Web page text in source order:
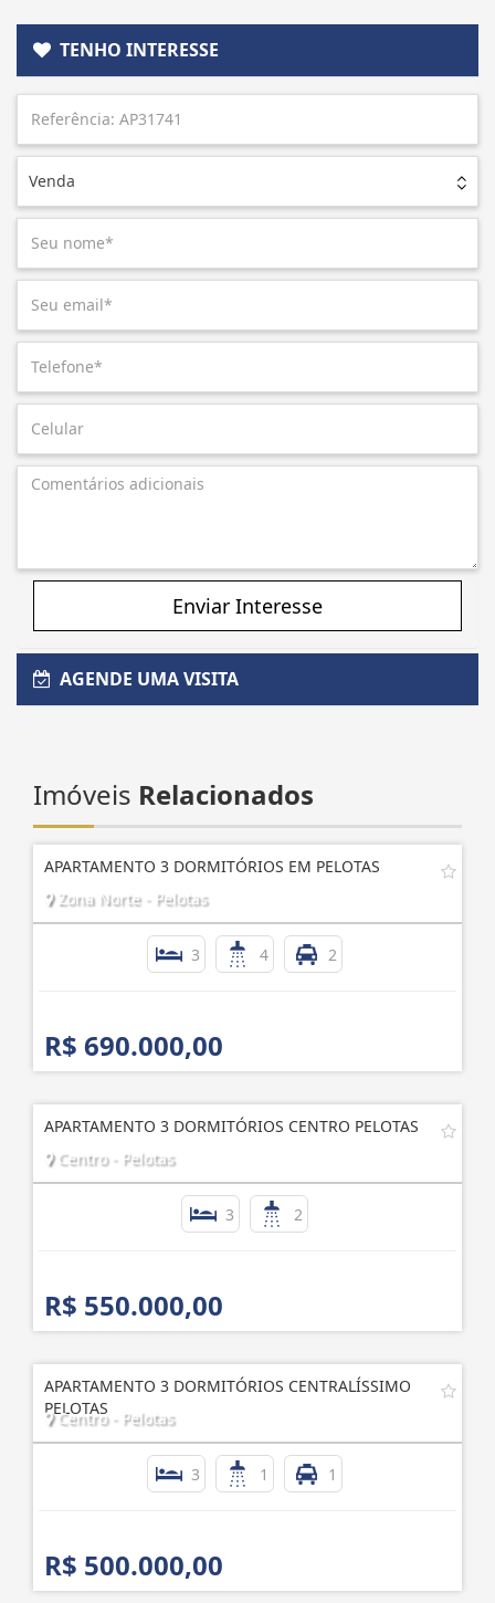
TENHO INTERESSE
Venda
Enviar Interesse
AGENDE UMA VISITA
Imóveis Relacionados
APARTAMENTO 3 DORMITÓRIOS EM PELOTAS
Zona Norte - Pelotas
3 4 2
R$ 690.000,00
APARTAMENTO 3 DORMITÓRIOS CENTRO PELOTAS
Centro - Pelotas
3 2
R$ 550.000,00
APARTAMENTO 3 DORMITÓRIOS CENTRALÍSSIMO
PELOTAS
Centro - Pelotas
3 1 1
R$ 500.000,00